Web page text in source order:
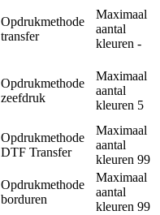
Opdrukmethode
transfer
Maximaal
aantal
kleuren -
Opdrukmethode
zeefdruk
Maximaal
aantal
kleuren 5
Opdrukmethode
DTF Transfer
Maximaal
aantal
kleuren 99
Opdrukmethode
borduren
Maximaal
aantal
kleuren 99